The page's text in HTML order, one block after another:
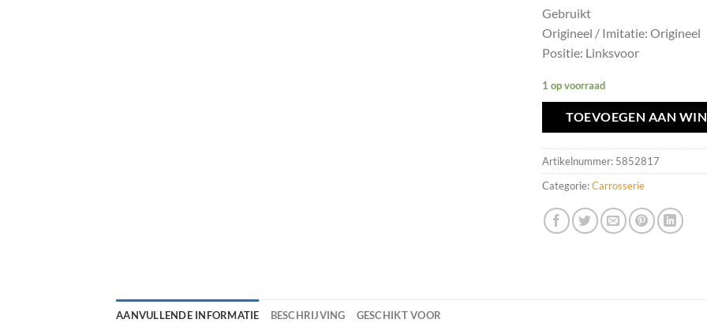
Gebruikt
Origineel / Imitatie: Origineel
Positie: Linksvoor
1 op voorraad
TOEVOEGEN AAN
Artikelnummer: 5852817
Categorie:Carrosserie
AANVULLENDE INFORMATIE BESCHRIJVING GESCHIKT VOOR